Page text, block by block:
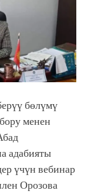
бөлүмү
менен
адабияты
үчүн вебинар
Орозова